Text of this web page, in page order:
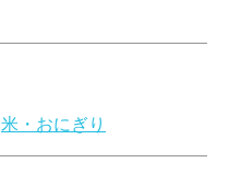
米・おにぎり